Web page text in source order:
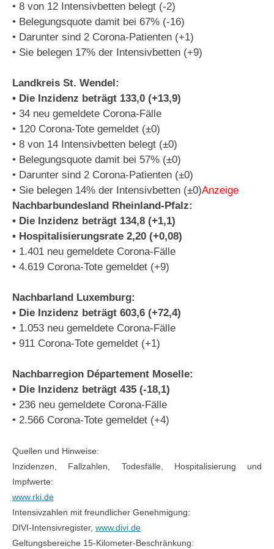
• 8 von 12 Intensivbetten belegt (-2)
• Belegungsquote damit bei 67% (-16)
• Darunter sind 2 Corona-Patienten (+1)
• Sie belegen 17% der Intensivbetten (+9)
Landkreis St. Wendel:
• Die Inzidenz beträgt 133,0 (+13,9)
• 34 neu gemeldete Corona-Fälle
• 120 Corona-Tote gemeldet (±0)
• 8 von 14 Intensivbetten belegt (±0)
• Belegungsquote damit bei 57% (±0)
• Darunter sind 2 Corona-Patienten (±0)
• Sie belegen 14% der Intensivbetten (±0)Anzeige
Nachbarbundesland Rheinland-Pfalz:
• Die Inzidenz beträgt 134,8 (+1,1)
• Hospitalisierungsrate 2,20 (+0,08)
• 1.401 neu gemeldete Corona-Fälle
• 4.619 Corona-Tote gemeldet (+9)
Nachbarland Luxemburg:
• Die Inzidenz beträgt 603,6 (+72,4)
• 1.053 neu gemeldete Corona-Fälle
• 911 Corona-Tote gemeldet (+1)
Nachbarregion Département Moselle:
• Die Inzidenz beträgt 435 (-18,1)
• 236 neu gemeldete Corona-Fälle
• 2.566 Corona-Tote gemeldet (+4)
Quellen und Hinweise:
Inzidenzen, Fallzahlen, Todesfälle, Hospitalisierung und
Impfwerte:
www.rki.de
Intensivzahlen mit freundlicher Genehmigung:
DIVI-Intensivregister, www.divi.de
Geltungsbereiche 15-Kilometer-Beschränkung: